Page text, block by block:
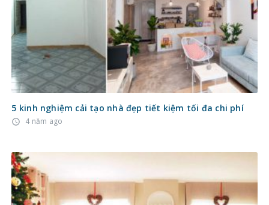
5 kinh nghiệm cải tạo nhà đẹp tiết kiệm tối đa chi phí
access_time 4 năm ago